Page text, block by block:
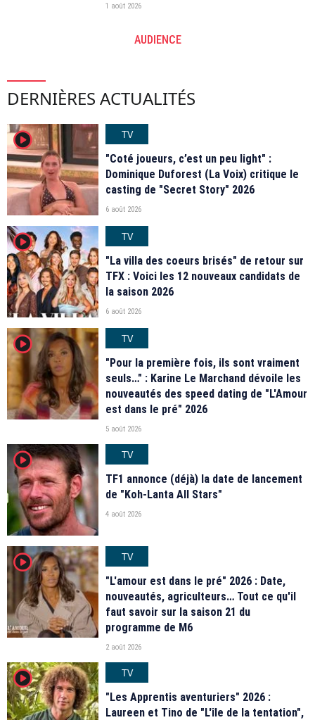
1 août 2026
AUDIENCE
DERNIÈRES ACTUALITÉS
player2
TV
"Coté joueurs, c’est un peu light" :
Dominique Duforest (La Voix) critique le
casting de "Secret Story" 2026
6 août 2026
player2
TV
"La villa des coeurs brisés" de retour sur
TFX : Voici les 12 nouveaux candidats de
la saison 2026
6 août 2026
player2
TV
"Pour la première fois, ils sont vraiment
seuls…" : Karine Le Marchand dévoile les
nouveautés des speed dating de "L'Amour
est dans le pré" 2026
5 août 2026
player2
TV
TF1 annonce (déjà) la date de lancement
de "Koh-Lanta All Stars"
4 août 2026
player2
TV
"L'amour est dans le pré" 2026 : Date,
nouveautés, agriculteurs… Tout ce qu'il
faut savoir sur la saison 21 du
programme de M6
2 août 2026
player2
TV
"Les Apprentis aventuriers" 2026 :
Laureen et Tino de "L'île de la tentation",